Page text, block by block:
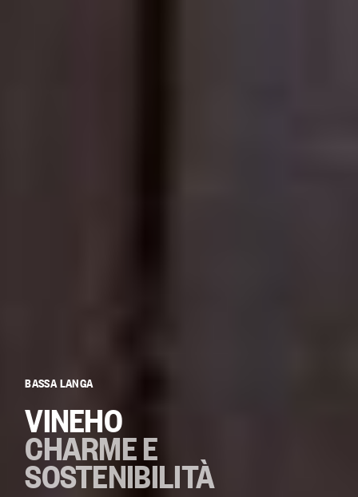
BASSA LANGA
VINEHO
CHARME E
SOSTENIBILITÀ